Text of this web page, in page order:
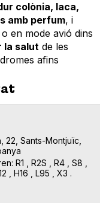
colònia, laca,
amb perfum, i
o en mode avió dins
la salut de les
afins
22, Sants-Montjuïc,
R1 , R2S , R4 , S8 ,
, H16 , L95 , X3 .